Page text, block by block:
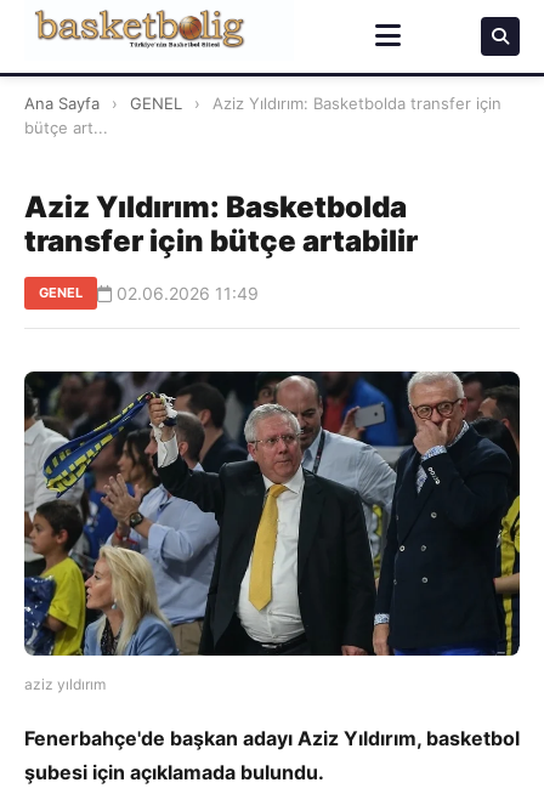
Ana Sayfa › GENEL ›
Aziz Yıldırım: Basketbolda transfer için
bütçe art...
Aziz Yıldırım: Basketbolda
transfer için bütçe artabilir
GENEL 02.06.2026 11:49
aziz yıldırım
Fenerbahçe'de başkan adayı Aziz Yıldırım, basketbol
şubesi için açıklamada bulundu.